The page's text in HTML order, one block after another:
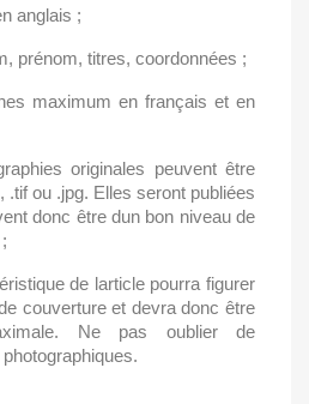
anglais ;
prénom, titres, coordonnées ;
maximum en français et en
originales peuvent être
.tif ou .jpg. Elles seront publiées
donc être dun bon niveau de
de larticle pourra figurer
couverture et devra donc être
Ne pas oublier de